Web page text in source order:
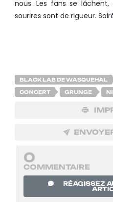
nous. Les fans se
sourires sont de rigueur.
BLACK LAB DE WASQUEHAL
CONCERT GRUNGE
0
COMMENTAIRE
RÉAGISSEZ